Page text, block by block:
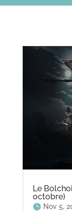
Le
octobre)
Nov 5,